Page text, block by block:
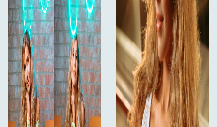
med glatte hudtoner.
Musikvideoer – Fremhæver kreative lys- og
highlight-effekter.
Dokumentarfilm – Tilføjer en subtil filmisk karakter,
samtidig med at realismen bevares.
Storskala-produktioner – Sikring af ensartet
lysspredning på tværs af flere kamerasystemer.